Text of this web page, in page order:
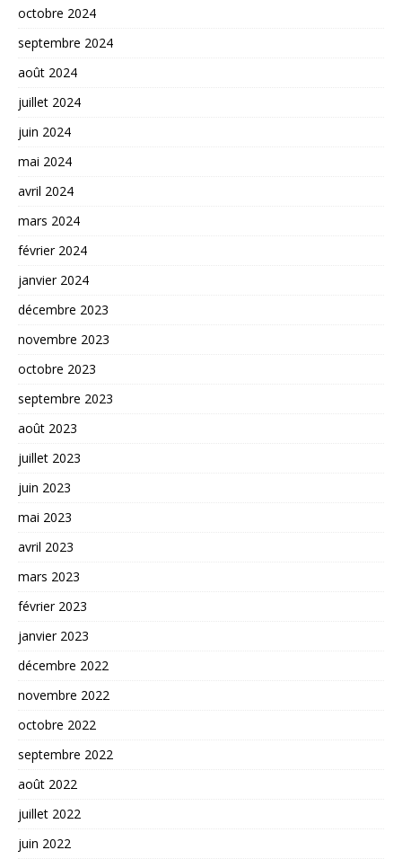
octobre 2024
septembre 2024
août 2024
juillet 2024
juin 2024
mai 2024
avril 2024
mars 2024
février 2024
janvier 2024
décembre 2023
novembre 2023
octobre 2023
septembre 2023
août 2023
juillet 2023
juin 2023
mai 2023
avril 2023
mars 2023
février 2023
janvier 2023
décembre 2022
novembre 2022
octobre 2022
septembre 2022
août 2022
juillet 2022
juin 2022